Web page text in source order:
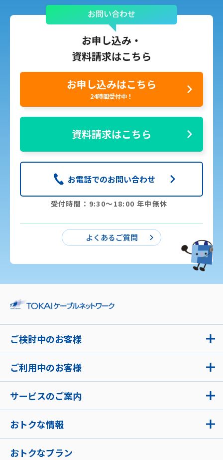
お問い合わせ
お申し込み・
資料請求はこちら
お申し込みはこちら
24時間受付中！
資料請求はこちら
お電話でのお問い合わせ
受付時間：9:30〜18:00 年中無休
よくあるご質問
ご検討中のお客様
ご利用中のお客様
サービスのご案内
おトクな情報
おトクなプラン